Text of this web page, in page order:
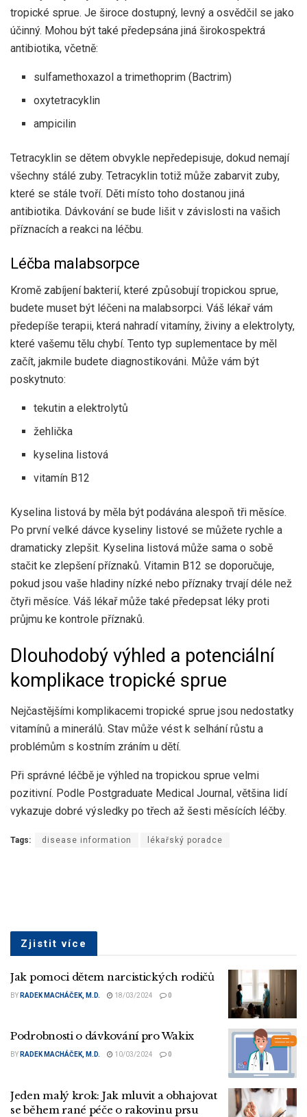
tropické sprue. Je široce dostupný, levný a osvědčil se jako
účinný. Mohou být také předepsána jiná širokospektrá
antibiotika, včetně:
sulfamethoxazol a trimethoprim (Bactrim)
oxytetracyklin
ampicilin
Tetracyklin se dětem obvykle nepředepisuje, dokud nemají
všechny stálé zuby. Tetracyklin totiž může zabarvit zuby,
které se stále tvoří. Děti místo toho dostanou jiná
antibiotika. Dávkování se bude lišit v závislosti na vašich
příznacích a reakci na léčbu.
Léčba malabsorpce
Kromě zabíjení bakterií, které způsobují tropickou sprue,
budete muset být léčeni na malabsorpci. Váš lékař vám
předepíše terapii, která nahradí vitamíny, živiny a elektrolyty,
které vašemu tělu chybí. Tento typ suplementace by měl
začít, jakmile budete diagnostikováni. Může vám být
poskytnuto:
tekutin a elektrolytů
žehlička
kyselina listová
vitamín B12
Kyselina listová by měla být podávána alespoň tři měsíce.
Po první velké dávce kyseliny listové se můžete rychle a
dramaticky zlepšit. Kyselina listová může sama o sobě
stačit ke zlepšení příznaků. Vitamin B12 se doporučuje,
pokud jsou vaše hladiny nízké nebo příznaky trvají déle než
čtyři měsíce. Váš lékař může také předepsat léky proti
průjmu ke kontrole příznaků.
Dlouhodobý výhled a potenciální
komplikace tropické sprue
Nejčastějšími komplikacemi tropické sprue jsou nedostatky
vitamínů a minerálů. Stav může vést k selhání růstu a
problémům s kostním zráním u dětí.
Při správné léčbě je výhled na tropickou sprue velmi
pozitivní. Podle Postgraduate Medical Journal, většina lidí
vykazuje dobré výsledky po třech až šesti měsících léčby.
Tags: disease information lékařský poradce
Zjistit více
Jak pomoci dětem narcistických rodičů
BY RADEK MACHÁČEK, M.D. 18/03/2024 0
Podrobnosti o dávkování pro Wakix
BY RADEK MACHÁČEK, M.D. 10/03/2024 0
Jeden malý krok: Jak mluvit a obhajovat
se během rané péče o rakovinu prsu